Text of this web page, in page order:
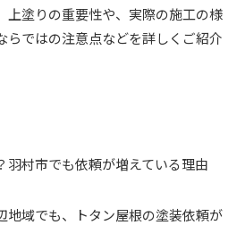
上塗りの重要性や、実際の施工の様
らではの注意点などを詳しくご紹介
羽村市でも依頼が増えている理由
地域でも、トタン屋根の塗装依頼が